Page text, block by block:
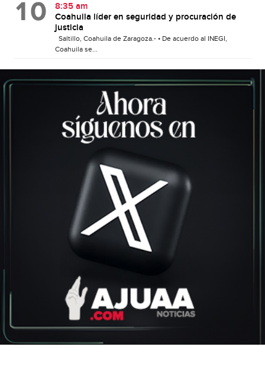
8:35 am
Coahuila líder en seguridad y procuración de
justicia
Saltillo, Coahuila de Zaragoza.- • De acuerdo al INEGI,
Coahuila se...